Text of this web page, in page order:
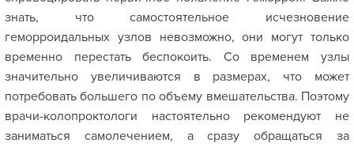
знать, что самостоятельное исчезновение
геморроидальных узлов невозможно, они могут только
временно перестать беспокоить. Со временем узлы
значительно увеличиваются в размерах, что может
потребовать большего по объему вмешательства. Поэтому
врачи-колопроктологи настоятельно рекомендуют не
заниматься самолечением, а сразу обращаться за